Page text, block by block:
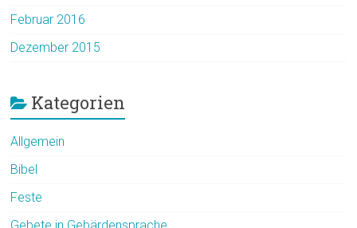
Februar 2016
Dezember 2015
Kategorien
Allgemein
Bibel
Feste